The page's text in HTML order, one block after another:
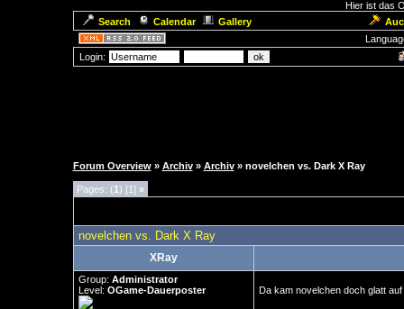
Hier ist das
Search
Calendar Gallery
Login:
Forum Overview » Archiv » Archiv » novelchen vs. Dark X Ray
Pages: (1) [1] »
novelchen vs. Dark X Ray
XRay
Group: Administrator
Level: OGame-Dauerposter Da kam novelchen doch glatt